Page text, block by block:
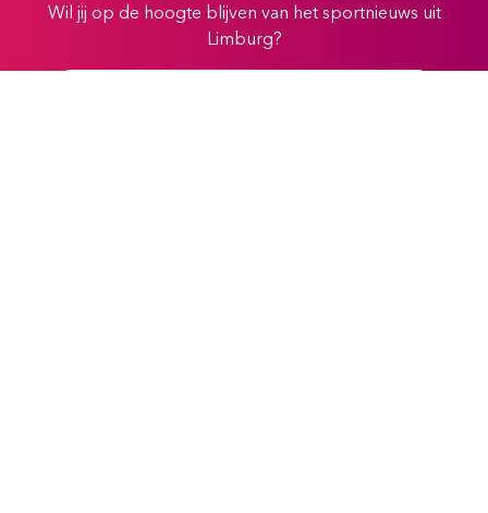
Wil jij op de hoogte blijven van het sportnieuws uit
Limburg?